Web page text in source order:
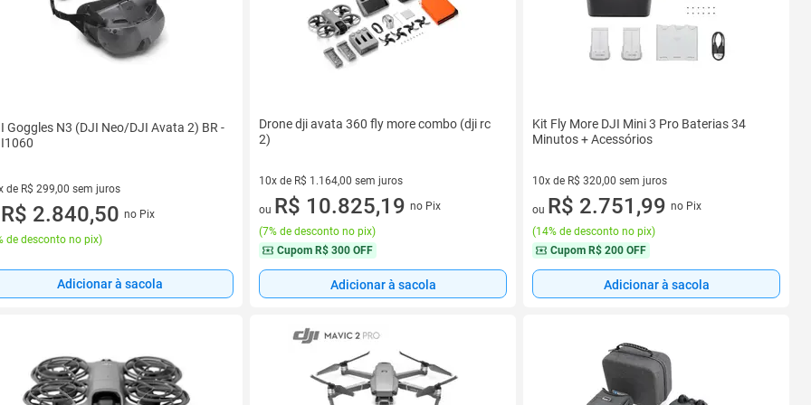
Goggles N3 (DJI Neo/DJI Avata 2) BR -
de R$ 299,00 sem juros
vez de R$ 299,00 sem juros
R$ 2.840,50 no Pix
de desconto no pix)
Adicionar à sacola
Drone dji avata 360 fly more combo (dji rc
2)
10x de R$ 1.164,00 sem juros
10 vez de R$ 1.164,00 sem juros
ou R$ 10.825,19 no Pix
(7% de desconto no pix)
Cupom R$ 300 OFF
Adicionar à sacola
Kit Fly More DJI Mini 3 Pro Baterias 34
Minutos + Acessórios
10x de R$ 320,00 sem juros
10 vez de R$ 320,00 sem juros
ou R$ 2.751,99 no Pix
(14% de desconto no pix)
Cupom R$ 200 OFF
Adicionar à sacola